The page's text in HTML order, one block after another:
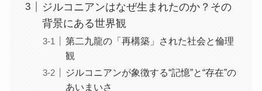
ジルコニアンはなぜ生まれたのか？その
背景にある世界観
第二九龍の「再構築」された社会と倫理
観
ジルコニアンが象徴する“記憶”と“存在”の
あいまいさ